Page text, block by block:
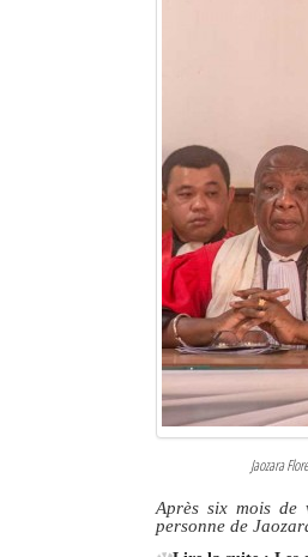
Jaozara
Après six mois de
personne de